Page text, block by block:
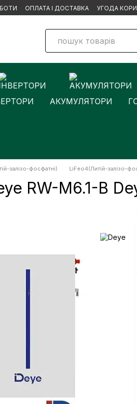
ОПЛАТА І ДОСТАВКА УГОДА
АКУМУЛЯТОРИ
залізо-фосфатні) LiFeo4(Литій-залізо-
RW-M6.1-B